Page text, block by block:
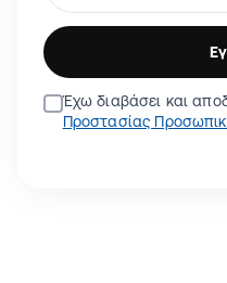
Έχω διαβάσει και
Προστασίας